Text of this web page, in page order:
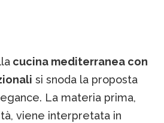
cucina mediterranea con
si snoda la proposta
La materia prima,
viene interpretata in